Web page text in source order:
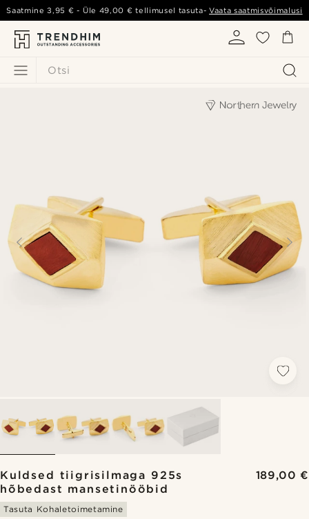
Otsi
Saatmine3,95 € - Üle 49,00 € tellimusel tasuta-Vaata saatmisvõimalusi
Kuldsed tiigrisilmaga 925s
hõbedast mansetinööbid
189,00 €
Tasuta Kohaletoimetamine